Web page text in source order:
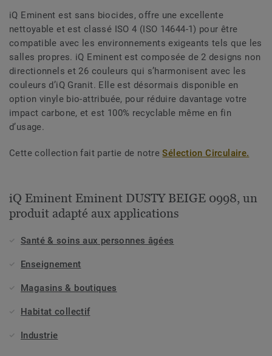
iQ Eminent est sans biocides, offre une excellente
nettoyable et est classé ISO 4 (ISO 14644-1) pour être
compatible avec les environnements exigeants tels que les
salles propres. iQ Eminent est composée de 2 designs non
directionnels et 26 couleurs qui s’harmonisent avec les
couleurs d’iQ Granit. Elle est désormais disponible en
option vinyle bio-attribuée, pour réduire davantage votre
impact carbone, et est 100% recyclable même en fin
d’usage.
Cette collection fait partie de notreSélection Circulaire.
iQ Eminent Eminent DUSTY BEIGE 0998, un
produit adapté aux applications
Santé & soins aux personnes âgées
Enseignement
Magasins & boutiques
Habitat collectif
Industrie